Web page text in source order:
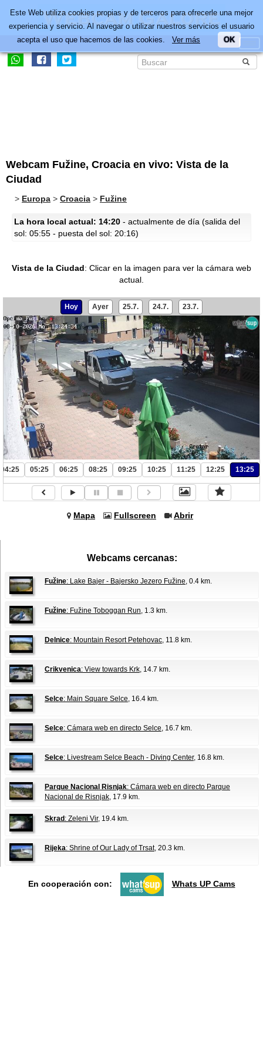
Webcam Fužine, Croacia en vivo: Vista de la
Ciudad
> Europa > Croacia > Fužine
La hora local actual: 14:20 - actualmente de día (salida del
sol: 05:55 - puesta del sol: 20:16)
Vista de la Ciudad: Clicar en la imagen para ver la cámara web
actual.
Hoy Ayer 25.7. 24.7. 23.7.
04:25 05:25 06:25 08:25 09:25 10:25 11:25 12:25 13:25
Mapa Fullscreen Abrir
Webcams cercanas:
Fužine: Lake Bajer - Bajersko Jezero Fužine, 0.4 km.
Fužine: Fužine Toboggan Run, 1.3 km.
Delnice: Mountain Resort Petehovac, 11.8 km.
Crikvenica: View towards Krk, 14.7 km.
Selce: Main Square Selce, 16.4 km.
Selce: Cámara web en directo Selce, 16.7 km.
Selce: Livestream Selce Beach - Diving Center, 16.8 km.
Parque Nacional Risnjak: Cámara web en directo Parque
Nacional de Risnjak, 17.9 km.
Skrad : Zeleni Vir, 19.4 km.
Rijeka: Shrine of Our Lady of Trsat, 20.3 km.
En cooperación con: Whats UP Cams
Este Web utiliza cookies propias y de terceros para ofrecerle una mejor
experiencia y servicio. Al navegar o utilizar nuestros servicios el usuario
acepta el uso que hacemos de las cookies. Ver más OK